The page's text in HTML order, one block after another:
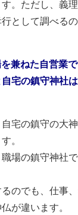
。ただし、義
として調べる
兼ねた自営業で
宅の鎮守神社
宅の鎮守の大
。
場の鎮守神社
のでも、仕事
が違います。